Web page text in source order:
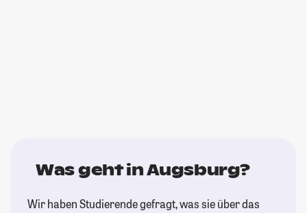
Was geht in Augsburg?
Wir haben Studierende gefragt, was sie über das